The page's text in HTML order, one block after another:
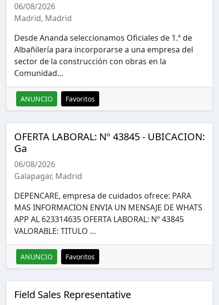
06/08/2026
Madrid, Madrid
Desde Ananda seleccionamos Oficiales de 1.ª de
Albañilería para incorporarse a una empresa del
sector de la construcción con obras en la
Comunidad...
ANUNCIO Favoritos
OFERTA LABORAL: Nº 43845 - UBICACION:
Ga
06/08/2026
Galapagar, Madrid
DEPENCARE, empresa de cuidados ofrece: PARA
MAS INFORMACION ENVIA UN MENSAJE DE WHATS
APP AL 623314635 OFERTA LABORAL: Nº 43845
VALORABLE: TITULO ...
ANUNCIO Favoritos
Field Sales Representative